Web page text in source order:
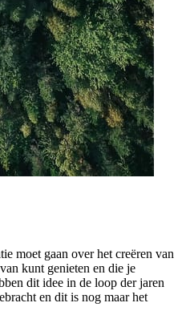
moet gaan over het creëren van
kunt genieten en die je
dit idee in de loop der jaren
en dit is nog maar het